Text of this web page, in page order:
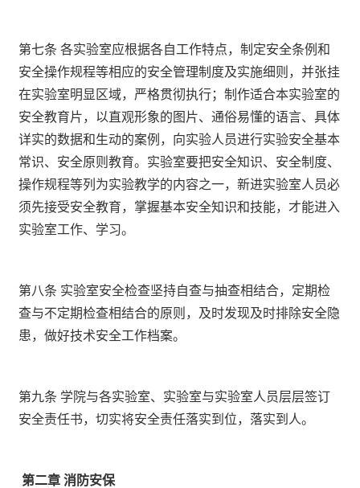
第七条 各实验室应根据各自工作特点，制定安全条例和
安全操作规程等相应的安全管理制度及实施细则，并张挂
在实验室明显区域，严格贯彻执行；制作适合本实验室的
安全教育片，以直观形象的图片、通俗易懂的语言、具体
详实的数据和生动的案例，向实验人员进行实验安全基本
常识、安全原则教育。实验室要把安全知识、安全制度、
操作规程等列为实验教学的内容之一，新进实验室人员必
须先接受安全教育，掌握基本安全知识和技能，才能进入
实验室工作、学习。
第八条 实验室安全检查坚持自查与抽查相结合，定期检
查与不定期检查相结合的原则，及时发现及时排除安全隐
患，做好技术安全工作档案。
第九条 学院与各实验室、实验室与实验室人员层层签订
安全责任书，切实将安全责任落实到位，落实到人。
第二章 消防安保